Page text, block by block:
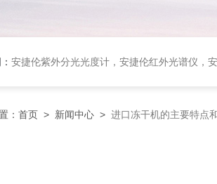
安捷伦紫外分光光度计，安捷伦红外光谱仪，安捷伦荧光光谱仪，泰事达实验室冻干机，布
： 首页 > 新闻中心 > 进口冻干机的主要特点